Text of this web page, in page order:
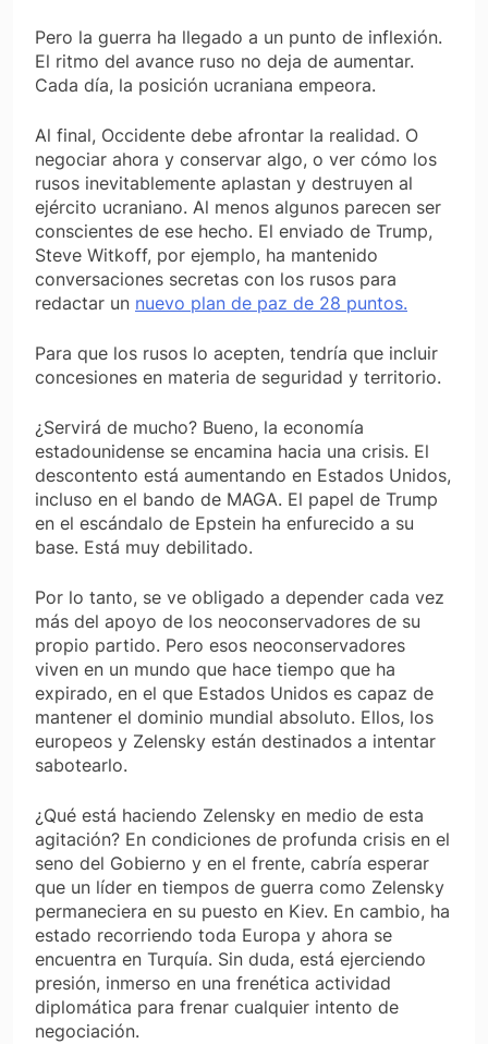
Pero la guerra ha llegado a un punto de inflexión.
El ritmo del avance ruso no deja de aumentar.
Cada día, la posición ucraniana empeora.
Al final, Occidente debe afrontar la realidad. O
negociar ahora y conservar algo, o ver cómo los
rusos inevitablemente aplastan y destruyen al
ejército ucraniano. Al menos algunos parecen ser
conscientes de ese hecho. El enviado de Trump,
Steve Witkoff, por ejemplo, ha mantenido
conversaciones secretas con los rusos para
redactar un nuevo plan de paz de 28 puntos.
Para que los rusos lo acepten, tendría que incluir
concesiones en materia de seguridad y territorio.
¿Servirá de mucho? Bueno, la economía
estadounidense se encamina hacia una crisis. El
descontento está aumentando en Estados Unidos,
incluso en el bando de MAGA. El papel de Trump
en el escándalo de Epstein ha enfurecido a su
base. Está muy debilitado.
Por lo tanto, se ve obligado a depender cada vez
más del apoyo de los neoconservadores de su
propio partido. Pero esos neoconservadores
viven en un mundo que hace tiempo que ha
expirado, en el que Estados Unidos es capaz de
mantener el dominio mundial absoluto. Ellos, los
europeos y Zelensky están destinados a intentar
sabotearlo.
¿Qué está haciendo Zelensky en medio de esta
agitación? En condiciones de profunda crisis en el
seno del Gobierno y en el frente, cabría esperar
que un líder en tiempos de guerra como Zelensky
permaneciera en su puesto en Kiev. En cambio, ha
estado recorriendo toda Europa y ahora se
encuentra en Turquía. Sin duda, está ejerciendo
presión, inmerso en una frenética actividad
diplomática para frenar cualquier intento de
negociación.